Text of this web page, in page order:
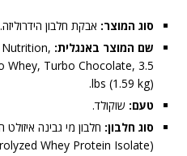
סוג המוצר: אבקת חלבון הידרוליזה.
שם המוצר באנגלית:
Whey, Turbo Chocolate, 3.5
lbs (1.59 kg).
טעם: שוקולד.
סוג חלבון: חלבון מי גבינה איזולט
(Hydrolyzed Whey Protein Isolate)